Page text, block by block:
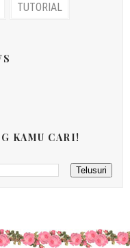
TUTORIAL
KAMU CARI!